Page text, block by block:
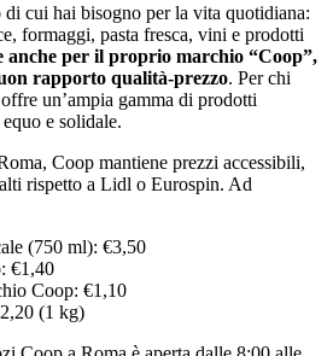
cui hai bisogno per la vita quotidiana:
formaggi, pasta fresca, vini e prodotti
anche per il proprio marchio “Coop”,
rapporto qualità-prezzo. Per chi
un’ampia gamma di prodotti
e solidale.
Coop mantiene prezzi accessibili,
rispetto a Lidl o Eurospin. Ad
(750 ml): €3,50
€1,40
Coop: €1,10
(1 kg)